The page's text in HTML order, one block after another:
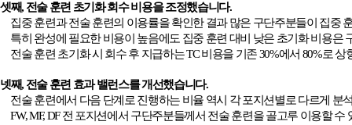
셋째, 전술 훈련 초기화 회수 비용을 조정했습니다.
집중 훈련과 전술 훈련의 이용률을 확인한 결과 많은 구단주분들이 집중
특히 완성에 필요한 비용이 높음에도 집중 훈련 대비 낮은 초기화 비용
전술 훈련 초기화 시 회수 후 지급하는TC비용을 기존30%에서 80%로 상
넷째, 전술 훈련 효과 밸런스를 개선했습니다.
전술 훈련에서 다음 단계로 진행하는 비율 역시 각 포지션별로 다르게 분
FW, MF, DF전 포지션에서 구단주분들께서 전술 훈련을 골고루 이용할